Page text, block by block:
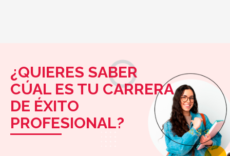
¿QUIERES SABER
CÚAL ES TU CARRERA
DE ÉXITO
PROFESIONAL?